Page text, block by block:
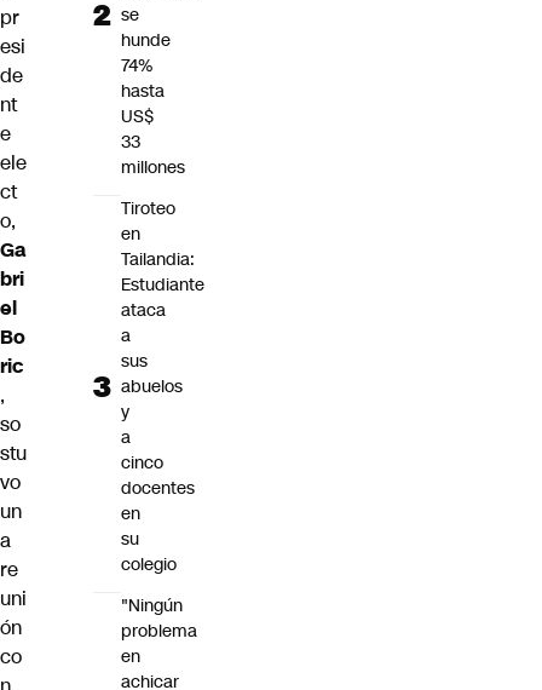
pr
esi
de
nt
e
ele
ct
o,
Ga
bri
el
Bo
ric
,
so
stu
vo
un
a
re
uni
ón
co
se
hunde
74%
hasta
US$
33
millones
Tiroteo
en
Tailandia:
Estudiante
ataca
a
sus
abuelos
y
a
cinco
docentes
en
su
colegio
"Ningún
problema
en
achicar